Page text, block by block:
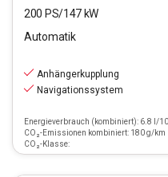
200 PS/147 kW
Automatik
Anhängerkupplung
Navigationssystem
Energieverbrauch (kombiniert): 6.8 l/
CO₂-Emissionen kombiniert: 180 g/km
CO₂-Klasse: